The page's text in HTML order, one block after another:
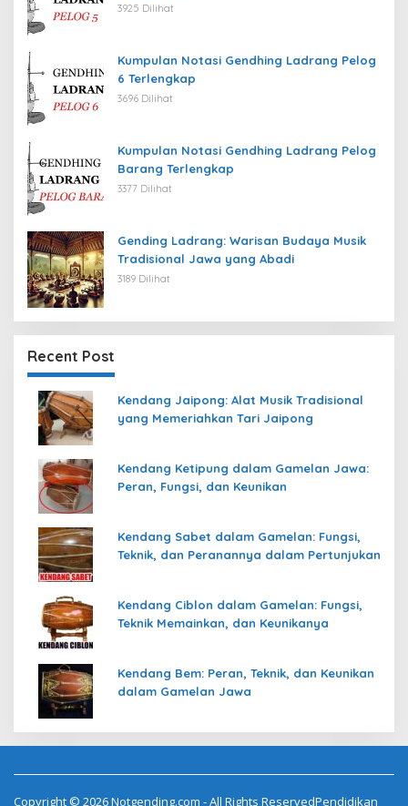
3925 Dilihat
Kumpulan Notasi Gendhing Ladrang Pelog
6 Terlengkap
3696 Dilihat
Kumpulan Notasi Gendhing Ladrang Pelog
Barang Terlengkap
3377 Dilihat
Gending Ladrang: Warisan Budaya Musik
Tradisional Jawa yang Abadi
3189 Dilihat
Recent Post
Kendang Jaipong: Alat Musik Tradisional
yang Memeriahkan Tari Jaipong
Kendang Ketipung dalam Gamelan Jawa:
Peran, Fungsi, dan Keunikan
Kendang Sabet dalam Gamelan: Fungsi,
Teknik, dan Peranannya dalam Pertunjukan
Kendang Ciblon dalam Gamelan: Fungsi,
Teknik Memainkan, dan Keunikanya
Kendang Bem: Peran, Teknik, dan Keunikan
dalam Gamelan Jawa
Copyright © 2026 Notgending.com - All Rights ReservedPendidikan